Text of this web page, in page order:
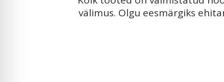
välimus. Olgu eesmärgiks